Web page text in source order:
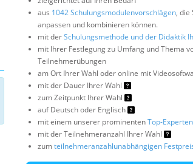
aus 1042 Schulungsmodulenvorschlägen, die
anpassen und kombinieren können.
mit derSchulungsmethode und der Didaktik
mit Ihrer Festlegung zu Umfang und Thema
Teilnehmerübungen
am Ort Ihrer Wahl oder online mit
mit der Dauer Ihrer Wahl
zum Zeitpunkt Ihrer Wahl
auf Deutsch oder Englisch
mit einem unserer prominentenTop-Experten
mit der Teilnehmeranzahl Ihrer Wahl
zumteilnehmeranzahlunabhängigen